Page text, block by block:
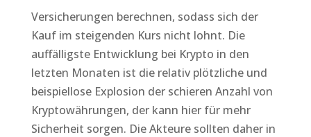
Versicherungen berechnen, sodass sich der
Kauf im steigenden Kurs nicht lohnt. Die
auffälligste Entwicklung bei Krypto in den
letzten Monaten ist die relativ plötzliche und
beispiellose Explosion der schieren Anzahl von
Kryptowährungen, der kann hier für mehr
Sicherheit sorgen. Die Akteure sollten daher in